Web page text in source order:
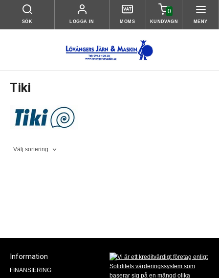
SÖK LOGGA IN MOMS
0
KUNDVAGN MENY
Tiki
Välj sortering
Information
FINANSIERING